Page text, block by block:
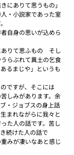
にありて思うもの」
・小説家であった室
自身の思いが込めら
りて思ふもの　そし
らぶれて異土の乞食
るまじや」というも
ですが、そこには
しみがあります。余
・ジョブスの身上話
まれながらに我々と
た人の話です。苦し
続けた人の話で
みが凄いなあと感じ